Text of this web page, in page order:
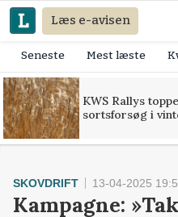
Læs e-avisen
Seneste Mest læste
KWS Rallys
sortsforsøg i
SKOVDRIFT 13-04-2025
Kampagne: